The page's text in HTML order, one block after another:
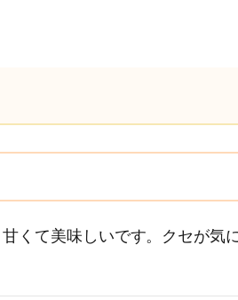
くて美味しいです。クセが気